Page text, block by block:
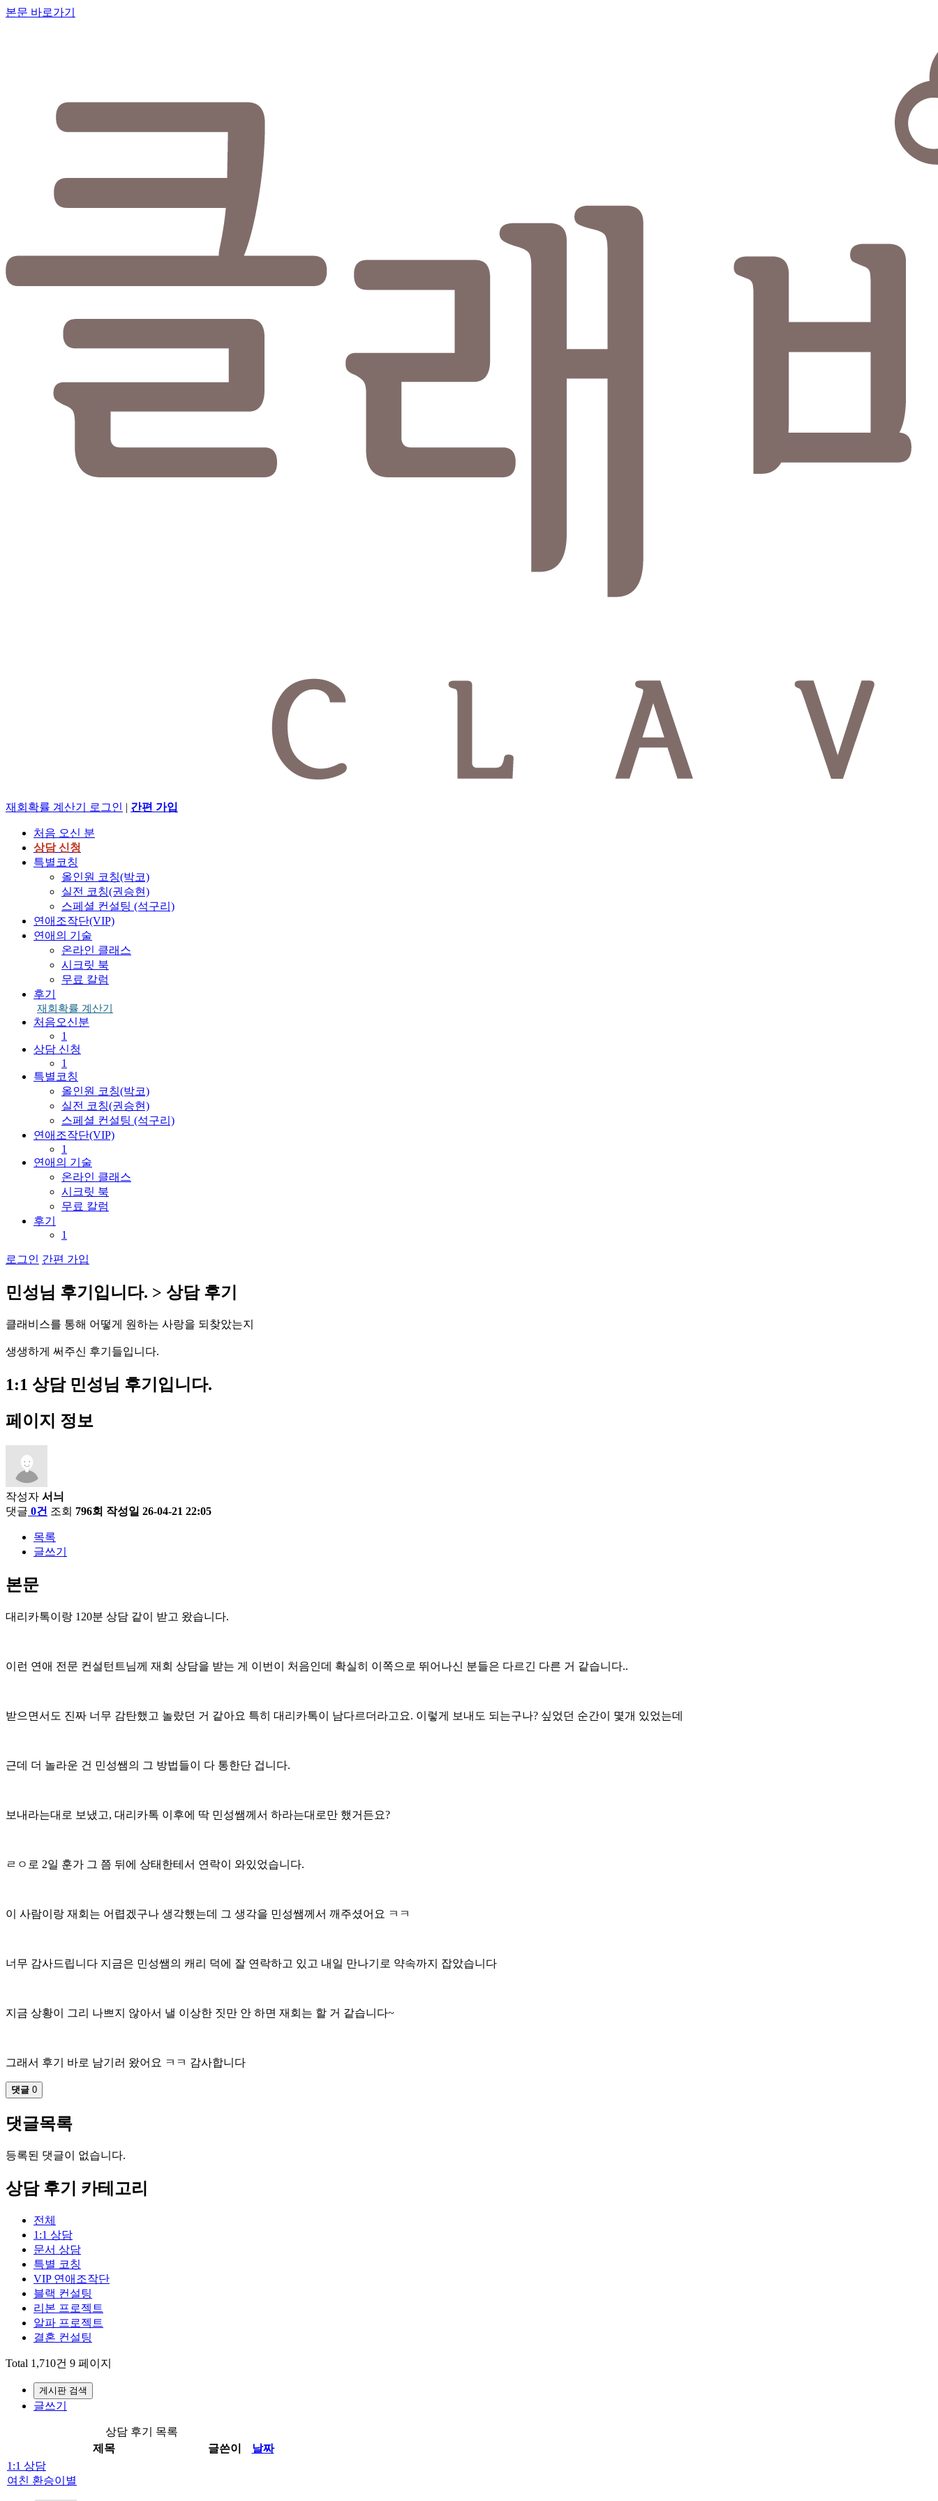
본문 바로가기
재회확률 계산기 로그인 | 간편 가입
처음 오신 분
상담 신청
특별코칭
올인원 코칭(박코)
실전 코칭(권승현)
스페셜 컨설팅 (석구리)
연애조작단(VIP)
연애의 기술
온라인 클래스
시크릿 북
무료 칼럼
후기
재회확률 계산기
처음오신분
1
상담 신청
1
특별코칭
올인원 코칭(박코)
실전 코칭(권승현)
스페셜 컨설팅 (석구리)
연애조작단(VIP)
1
연애의 기술
온라인 클래스
시크릿 북
무료 칼럼
후기
1
로그인 간편 가입
민성님 후기 입니 다. > 상담 후기
클래 비 스를 통해 어 떻게 원하는 사랑을 되 찾았는지
생생하게 써 주신 후기 들입니 다.
1:1 상담 민성님 후기입니다.
페이지 정보
작성자 서늬
댓글 0건 조회 796회 작성일 26-04-21 22:05
목록
글쓰기
본문
대리카톡이랑 120분 상담 같이 받고 왔습니다.
이런 연애 전문 컨설턴트님께 재회 상담을 받는 게 이번이 처음인데 확실히 이쪽으로 뛰어나신 분들은 다르긴 다른 거 같습니다..
받으면서도 진짜 너무 감탄했고 놀랐던 거 같아요 특히 대리카톡이 남다르더라고요. 이렇게 보내도 되는구나? 싶었던 순간이 몇개 있었는데
근데 더 놀라운 건 민성쌤의 그 방법들이 다 통한단 겁니다.
보내라는대로 보냈고, 대리카톡 이후에 딱 민성쌤께서 하라는대로만 했거든요?
ㄹㅇ로 2일 훈가 그 쯤 뒤에 상태한테서 연락이 와있었습니다.
이 사람이랑 재회는 어렵겠구나 생각했는데 그 생각을 민성쌤께서 깨주셨어요 ㅋㅋ
너무 감사드립니다 지금은 민성쌤의 캐리 덕에 잘 연락하고 있고 내일 만나기로 약속까지 잡았습니다
지금 상황이 그리 나쁘지 않아서 낼 이상한 짓만 안 하면 재회는 할 거 같습니다~
그래서 후기 바로 남기러 왔어요 ㅋㅋ 감사합니다
댓글 0
댓글목록
등록된 댓글이 없습니다.
상담 후기 카테고리
전체
1:1 상담
문서 상담
특별 코칭
VIP 연애조작단
블랙 컨설팅
리본 프로젝트
알파 프로젝트
결혼 컨설팅
Total 1,710건 9 페이지
게시판 검색
글쓰기
상담 후기 목록
제목
글쓴이
날짜
1:1 상담
여친 환승이별